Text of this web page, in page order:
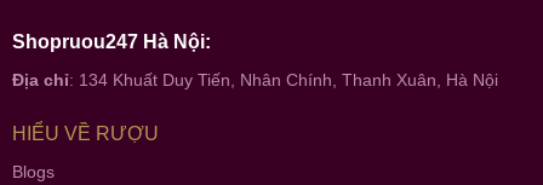
Shopruou247 Hà Nội:
Địa chỉ: 134 Khuất Duy Tiến, Nhân Chính, Thanh Xuân, Hà Nội
HIỂU VỀ RƯỢU
Blogs